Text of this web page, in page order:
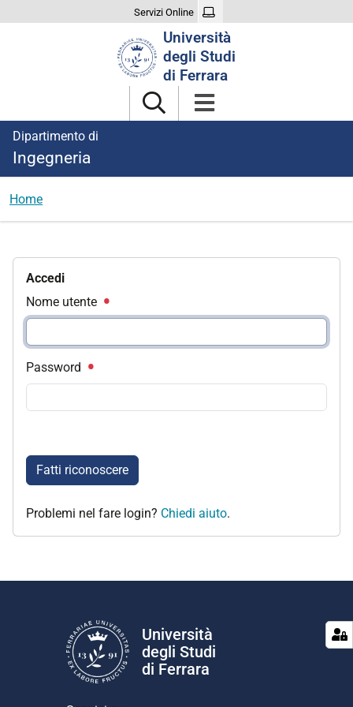
Servizi Online
Università
degli Studi
di Ferrara
Dipartimento di
Ingegneria
Home
Accedi
Nome utente
Password
Fatti riconoscere
Problemi nel fare login? Chiedi aiuto.
Università
degli Studi
di Ferrara